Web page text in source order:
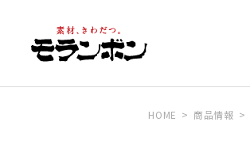
HOME 商品情報